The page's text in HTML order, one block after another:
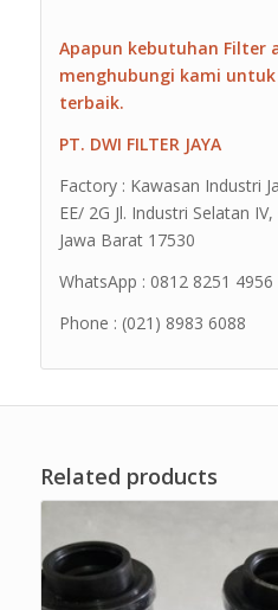
Apapun kebutuhan Filter
menghubungi kami
terbaik.
PT. DWI FILTER JAYA
Factory : Kawasan Industri
EE/ 2G Jl. Industri Selatan
Jawa Barat 17530
WhatsApp : 0812 8251 4956
Phone : (021) 8983 6088
Related products